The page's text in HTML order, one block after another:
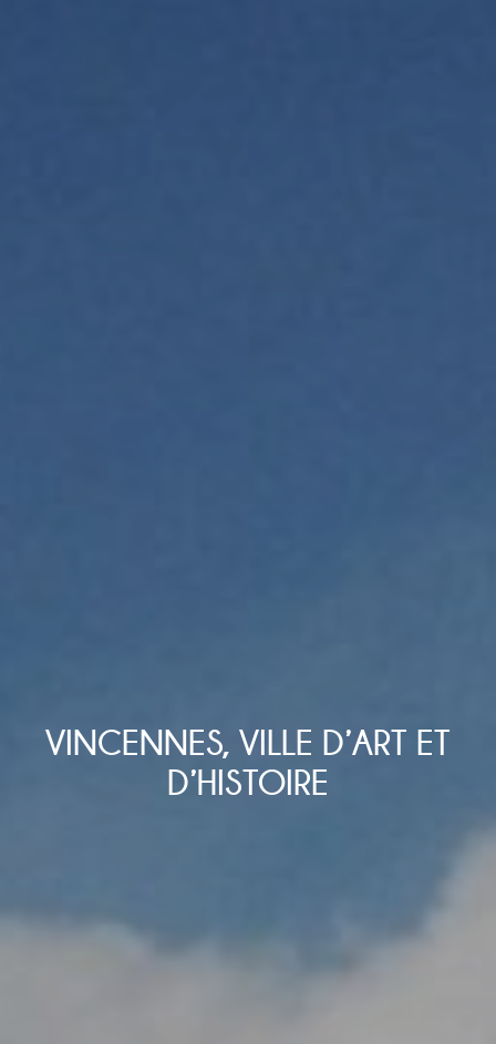
VINCENNES, VILLE D’ART ET
D’HISTOIRE